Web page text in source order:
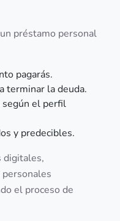
préstamo personal
pagarás.
terminar la deuda.
según el perfil
y predecibles.
digitales,
el proceso de